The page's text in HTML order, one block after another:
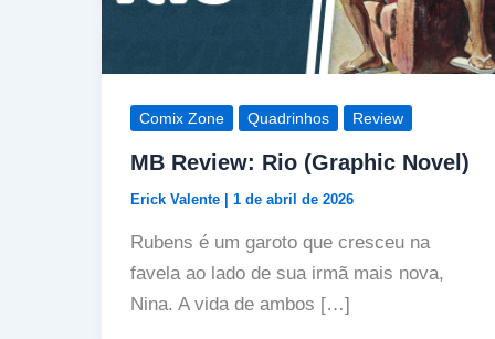
Comix Zone Quadrinhos Review
MB Review: Rio (Graphic Novel)
Erick Valente 1 de abril de 2026
Rubens é um garoto que cresceu na
favela ao lado de sua irmã mais nova,
Nina. A vida de ambos […]